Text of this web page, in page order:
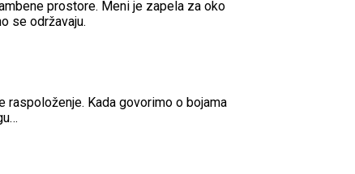
prostore. Meni je zapela za oko
se održavaju.
raspoloženje. Kada govorimo o bojama